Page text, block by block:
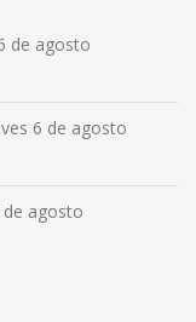
de agosto
6 de agosto
de agosto